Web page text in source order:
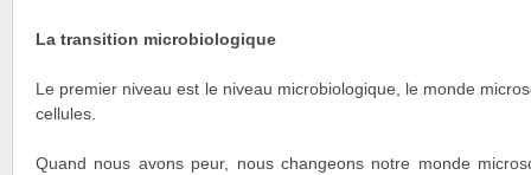
La transition microbiologique
Le premier niveau est le niveau microbiologique, le monde
cellules.
Quand nous avons peur, nous changeons notre monde